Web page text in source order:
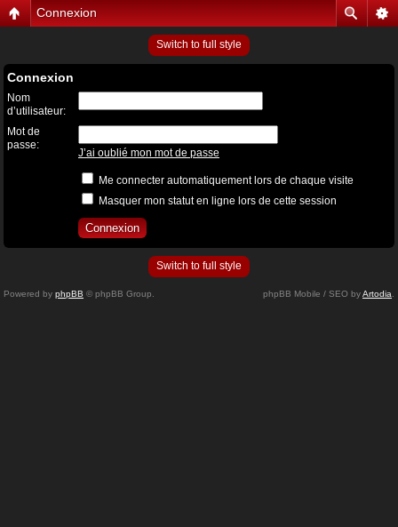
Connexion
Switch to full style
Connexion
Nom
d’utilisateur:
Mot de
passe:
J’ai oublié mon mot de passe
Me connecter automatiquement lors de chaque visite
Masquer mon statut en ligne lors de cette session
Switch to full style
Powered by phpBB © phpBB Group. phpBB Mobile / SEO byArtodia